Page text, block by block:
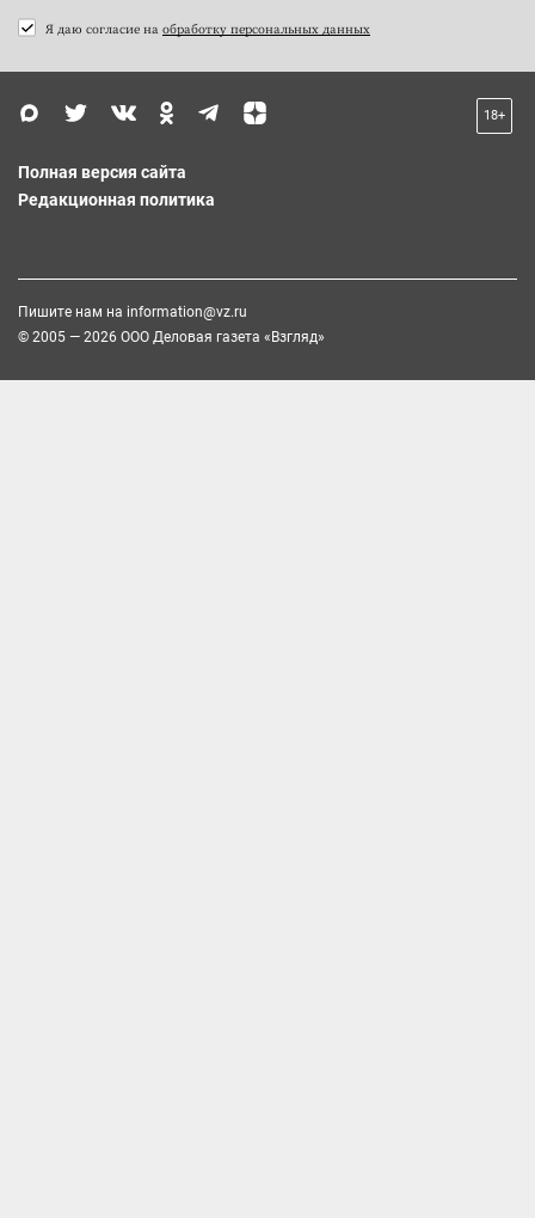
Я даю согласие на обработку персональных данных
18+
Полная версия сайта
Редакционная политика
Пишите нам на information@vz.ru
© 2005 — 2026 ООО Деловая газета «Взгляд»